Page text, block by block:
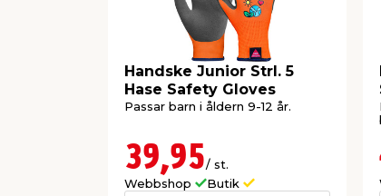
Handske Junior Strl. 5
Hase Safety Gloves
Passar barn i åldern 9-12 år.
39,95/ st.
Webbshop
Butik